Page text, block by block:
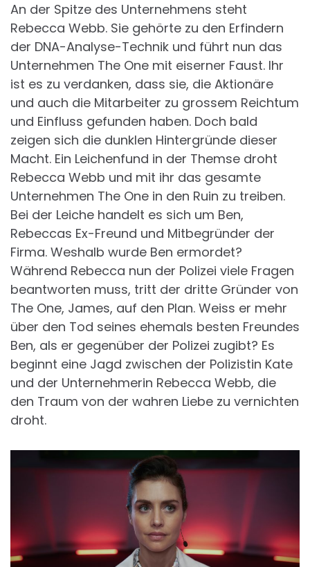
An der Spitze des Unternehmens steht
Rebecca Webb. Sie gehörte zu den Erfindern
der DNA-Analyse-Technik und führt nun das
Unternehmen The One mit eiserner Faust. Ihr
ist es zu verdanken, dass sie, die Aktionäre
und auch die Mitarbeiter zu grossem Reichtum
und Einfluss gefunden haben. Doch bald
zeigen sich die dunklen Hintergründe dieser
Macht. Ein Leichenfund in der Themse droht
Rebecca Webb und mit ihr das gesamte
Unternehmen The One in den Ruin zu treiben.
Bei der Leiche handelt es sich um Ben,
Rebeccas Ex-Freund und Mitbegründer der
Firma. Weshalb wurde Ben ermordet?
Während Rebecca nun der Polizei viele Fragen
beantworten muss, tritt der dritte Gründer von
The One, James, auf den Plan. Weiss er mehr
über den Tod seines ehemals besten Freundes
Ben, als er gegenüber der Polizei zugibt? Es
beginnt eine Jagd zwischen der Polizistin Kate
und der Unternehmerin Rebecca Webb, die
den Traum von der wahren Liebe zu vernichten
droht.